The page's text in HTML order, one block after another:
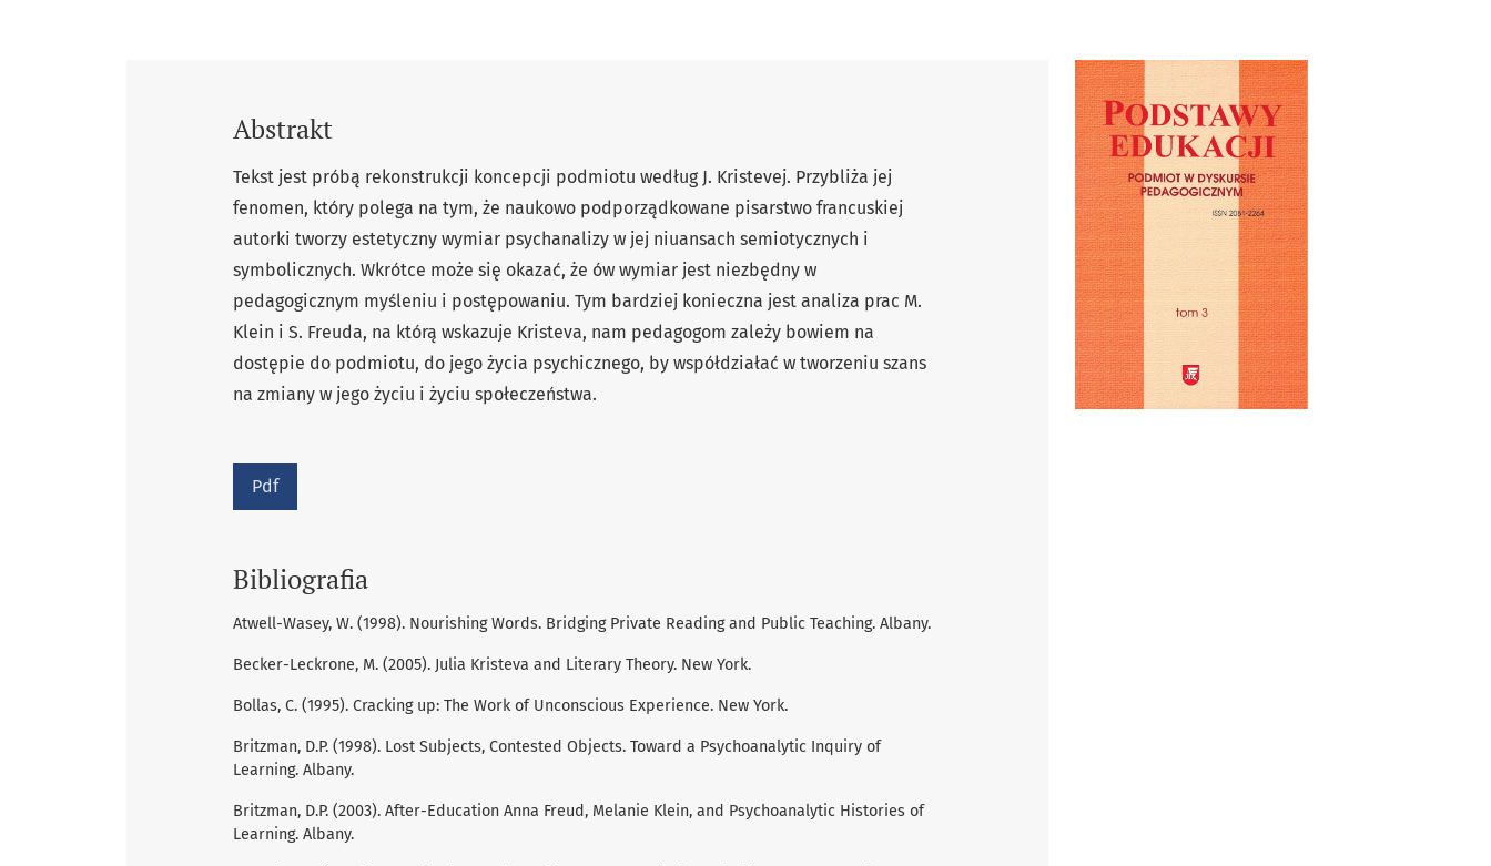
Abstrakt
Tekst jest próbą rekonstrukcji koncepcji podmiotu według J. Kristevej. Przybliża jej
fenomen, który polega na tym, że naukowo podporządkowane pisarstwo francuskiej
autorki tworzy estetyczny wymiar psychanalizy w jej niuansach semiotycznych i
symbolicznych. Wkrótce może się okazać, że ów wymiar jest niezbędny w
pedagogicznym myśleniu i postępowaniu. Tym bardziej konieczna jest analiza prac M.
Klein i S. Freuda, na którą wskazuje Kristeva, nam pedagogom zależy bowiem na
dostępie do podmiotu, do jego życia psychicznego, by współdziałać w tworzeniu szans
na zmiany w jego życiu i życiu społeczeństwa.
Pdf
Bibliografia
Atwell-Wasey, W. (1998). Nourishing Words. Bridging Private Reading and Public Teaching. Albany.
Becker-Leckrone, M. (2005). Julia Kristeva and Literary Theory. New York.
Bollas, C. (1995). Cracking up: The Work of Unconscious Experience. New York.
Britzman, D.P. (1998). Lost Subjects, Contested Objects. Toward a Psychoanalytic Inquiry of
Learning. Albany.
Britzman, D.P. (2003). After-Education Anna Freud, Melanie Klein, and Psychoanalytic Histories of
Learning. Albany.